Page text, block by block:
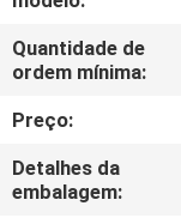
CONTROLE
DA
QUALIDADE
Quantidade de
ordem mínima:
Preço:
Detalhes da
embalagem: